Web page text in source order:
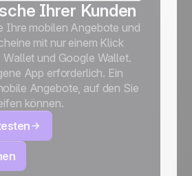
Ihrer Kunden
Ihre mobilen Angebote und
mit nur einem Klick
Wallet und Google Wallet.
App erforderlich. Ein
Angebote, auf den Sie
können.